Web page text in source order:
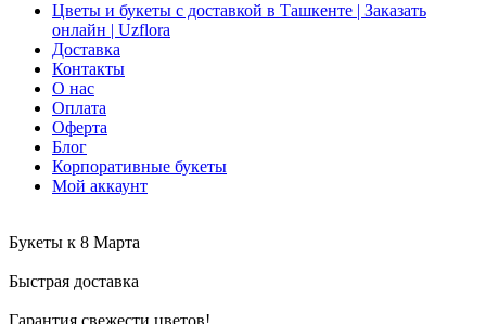
Цветы и букеты с доставкой в Ташкенте | Заказать
онлайн | Uzflora
Доставка
Контакты
О нас
Оплата
Оферта
Блог
Корпоративные букеты
Мой аккаунт
Букеты к 8 Марта
Быстрая доставка
Гарантия свежести цветов!